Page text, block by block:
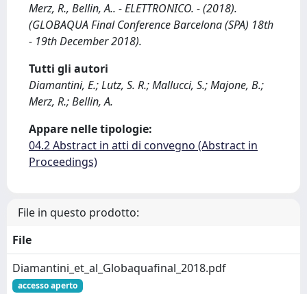
Merz, R., Bellin, A.. - ELETTRONICO. - (2018).
(GLOBAQUA Final Conference Barcelona (SPA) 18th
- 19th December 2018).
Tutti gli autori
Diamantini, E.; Lutz, S. R.; Mallucci, S.; Majone, B.;
Merz, R.; Bellin, A.
Appare nelle tipologie:
04.2 Abstract in atti di convegno (Abstract in
Proceedings)
File in questo prodotto:
File
Diamantini_et_al_Globaquafinal_2018.pdf
accesso aperto